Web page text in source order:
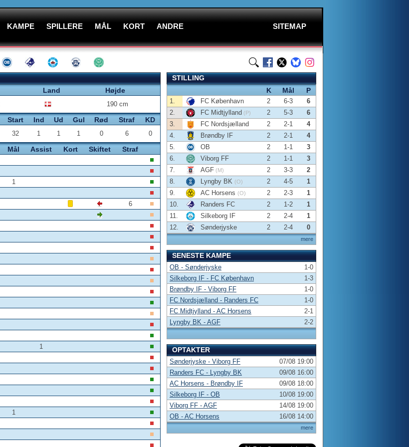
KAMPE SPILLERE MÅL KORT ANDRE SITEMAP
Land Højde
190 cm
Start Ind Ud Gul Rød Straf KD
32 1 1 1 0 6 0
Mål Assist Kort Skiftet Straf
1
6
1
1
STILLING
K
Mål P
mere
1. FC København 2 6-3
6
2.
FC Midtjylland (P) 2 5-3
6
3.
FC Nordsjælland 2 2-1
4
4.
Brøndby IF 2 2-1
4
5.
OB 2 1-1
3
6.
Viborg FF 2 1-1
3
7.
AGF (M) 2 3-3
2
8.
Lyngby BK (O) 2 4-5
1
9.
AC Horsens (O) 2 2-3
1
10.
Randers FC 2 1-2
1
11.
Silkeborg IF 2 2-4
1
12.
Sønderjyske 2 2-4 0
SENESTE KAMPE
OB - Sønderjyske
1-0
Silkeborg IF - FC København
1-3
Brøndby IF - Viborg FF
1-0
FC Nordsjælland - Randers FC
1-0
FC Midtjylland - AC Horsens
2-1
Lyngby BK - AGF
2-2
OPTAKTER
mere
Sønderjyske - Viborg FF
07/08 19:00
Randers FC - Lyngby BK
09/08 16:00
AC Horsens - Brøndby IF
09/08 18:00
Silkeborg IF - OB
10/08 19:00
Viborg FF - AGF
14/08 19:00
OB - AC Horsens
16/08 14:00